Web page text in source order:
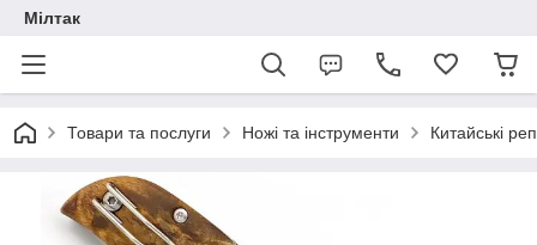
Мілтак
Товари та послуги Ножі та інструменти Китайські